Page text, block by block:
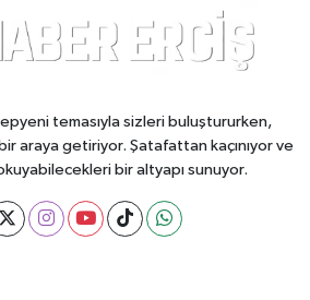
temasıyla sizleri buluştururken,
araya getiriyor. Şatafattan kaçınıyor ve
bir altyapı sunuyor.